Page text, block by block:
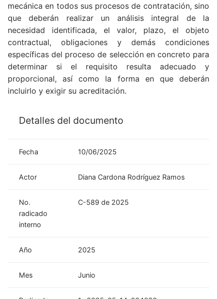
mecánica en todos sus procesos de contratación, sino
que deberán realizar un análisis integral de la
necesidad identificada, el valor, plazo, el objeto
contractual, obligaciones y demás condiciones
específicas del proceso de selección en concreto para
determinar si el requisito resulta adecuado y
proporcional, así como la forma en que deberán
incluirlo y exigir su acreditación.
Detalles del documento
Fecha 10/06/2025
Actor Diana Cardona Rodríguez Ramos
No.
radicado
interno
C-589 de 2025
Año 2025
Mes Junio